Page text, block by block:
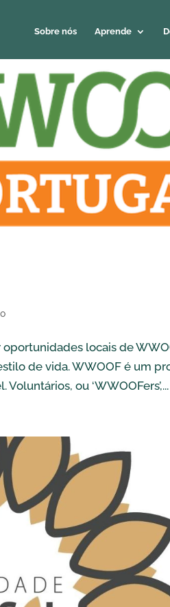
Sobre nós Aprende
oportunidades locais de
de vida. WWOOF é um
ou ‘WWOOFers’,...